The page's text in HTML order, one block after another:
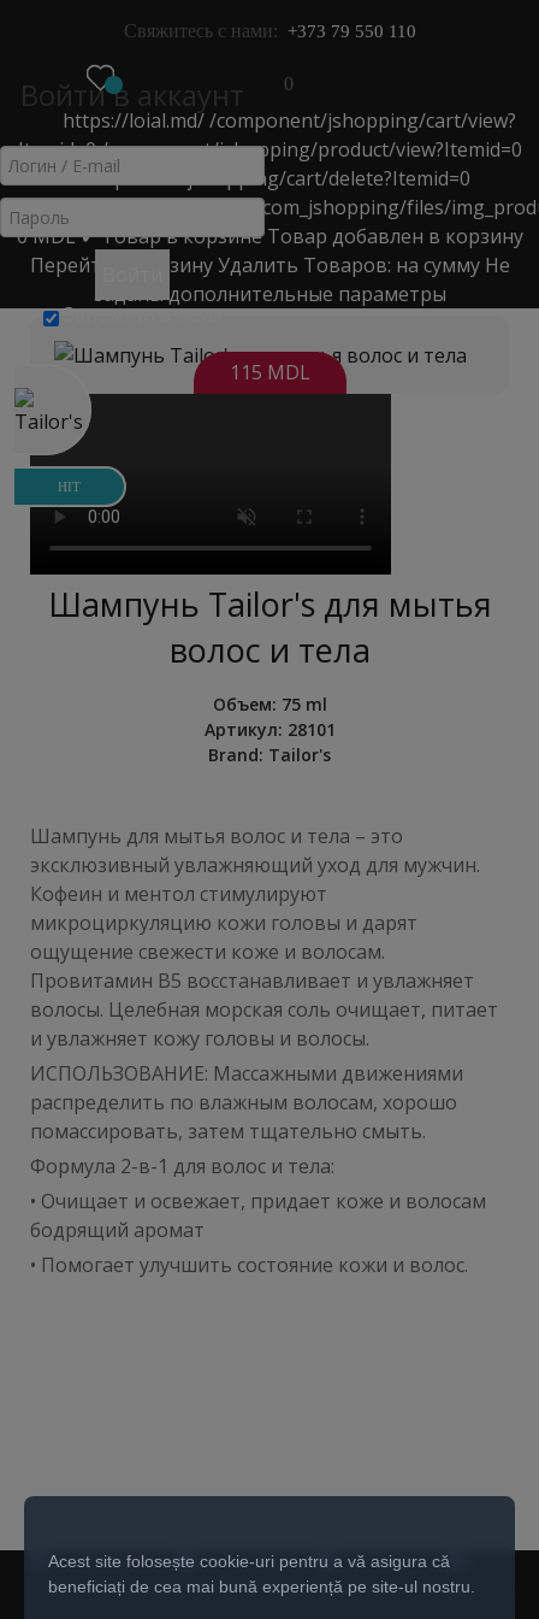
МЕНЮ
Свяжитесь с нами: +373 79 550 110
Войти в аккаунт
Запомнить меня
0
https://loial.md/ /component/jshopping/cart/view?
Itemid=0/component/jshopping/product/view?Itemid=0
/component/jshopping/cart/delete?Itemid=0
https://loial.md/components/com_jshopping/files/
0MDL✔ Товар в корзине Товар добавлен в корзину
Перейти в корзину Удалить Товаров: на сумму Не
заданы дополнительные параметры
УХОД ЗА ВОЛОСАМИ
Главная > Каталог Мужская линия >
уход за волосами >
Шампунь Tailor's для мытья волос и тела
HIT
115 MDL
Шампунь Tailor's для мытья
волос и тела
Объем: 75 ml
Артикул: 28101
Brand: Tailor's
Шампунь для мытья волос и тела – это
эксклюзивный увлажняющий уход для мужчин.
Кофеин и ментол стимулируют
микроциркуляцию кожи головы и дарят
ощущение свежести коже и волосам.
Провитамин В5 восстанавливает и увлажняет
волосы. Целебная морская соль очищает, питает
и увлажняет кожу головы и волосы.
ИСПОЛЬЗОВАНИЕ: Массажными движениями
распределить по влажным волосам, хорошо
помассировать, затем тщательно смыть.
Формула 2-в-1 для волос и тела:
• Очищает и освежает, придает коже и волосам
бодрящий аромат
• Помогает улучшить состояние кожи и волос.
Acest site folosește cookie-uri pentru a vă asigura că
beneficiați de cea mai bună experiență pe site-ul nostru.